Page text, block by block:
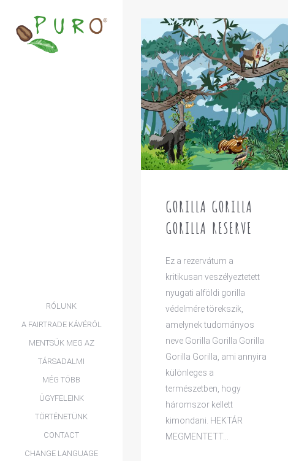
RÓLUNK
A FAIRTRADE KÁVÉRÓL
MENTSÜK MEG AZ
ESŐERDŐKET
TÁRSADALMI
KEZDEMÉNYEZÉSEK
MÉG TÖBB
ÜGYFELEINK
TÖRTÉNETÜNK
CONTACT
CHANGE LANGUAGE
GORILLA GORILLA
GORILLA RESERVE
Ez a rezervátum a
kritikusan veszélyeztetett
nyugati alföldi gorilla
védelmére törekszik,
amelynek tudományos
neve Gorilla Gorilla Gorilla
Gorilla Gorilla, ami annyira
különleges a
természetben, hogy
háromszor kellett
kimondani. HEKTÁR
MEGMENTETT…